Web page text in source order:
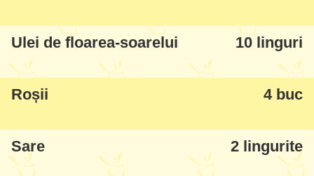
Ulei de floarea-soarelui 10 linguri
Roșii 4 buc
Sare 2 lingurite